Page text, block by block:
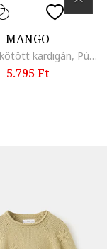
MANGO
Gombos, kötött kardigán, Púderrózsaszín
5.795 Ft